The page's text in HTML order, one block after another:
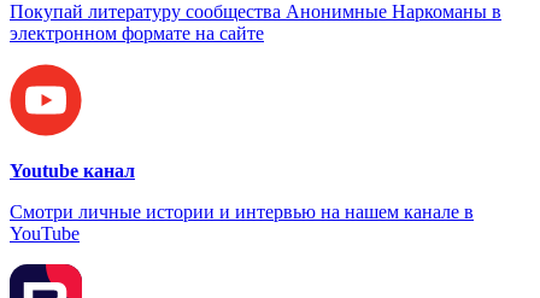
Покупай литературу сообщества Анонимные Наркоманы в
электронном формате на сайте
Youtube канал
Смотри личные истории и интервью на нашем канале в
YouTube